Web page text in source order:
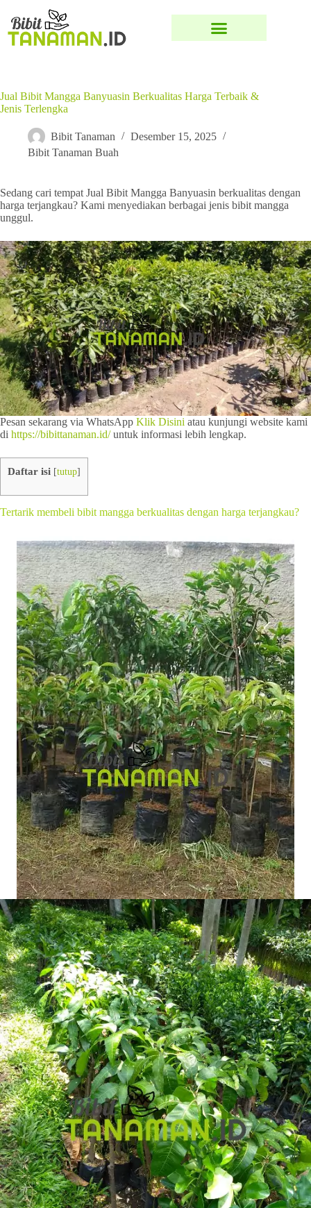
Jual Bibit Mangga Banyuasin Berkualitas Harga Terbaik &
Jenis Terlengka
Bibit Tanaman
Desember 15, 2025
Bibit Tanaman Buah
Sedang cari tempat Jual Bibit Mangga Banyuasin berkualitas dengan
harga terjangkau? Kami menyediakan berbagai jenis bibit mangga
unggul.
Pesan sekarang via WhatsApp Klik Disini atau kunjungi website kami
di https://bibittanaman.id/untuk informasi lebih lengkap.
Daftar isi [tutup]
Tertarik membeli bibit mangga berkualitas dengan harga terjangkau?